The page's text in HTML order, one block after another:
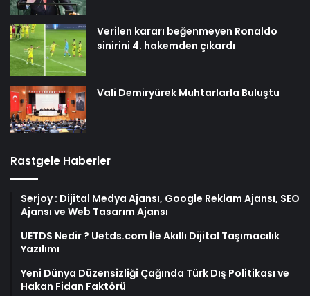
Verilen kararı beğenmeyen Ronaldo
sinirini 4. hakemden çıkardı
Vali Demiryürek Muhtarlarla Buluştu
Rastgele Haberler
Serjoy : Dijital Medya Ajansı, Google Reklam Ajansı, SEO
Ajansı ve Web Tasarım Ajansı
UETDS Nedir ? Uetds.com İle Akıllı Dijital Taşımacılık
Yazılımı
Yeni Dünya Düzensizliği Çağında Türk Dış Politikası ve
Hakan Fidan Faktörü